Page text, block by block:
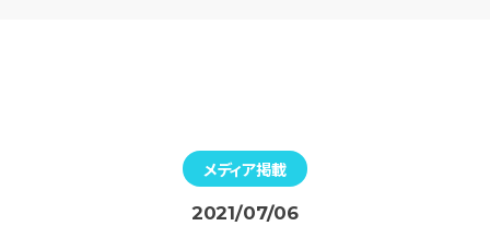
メディア掲載
2021/07/06